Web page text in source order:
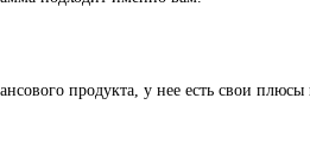
продукта, у нее есть свои